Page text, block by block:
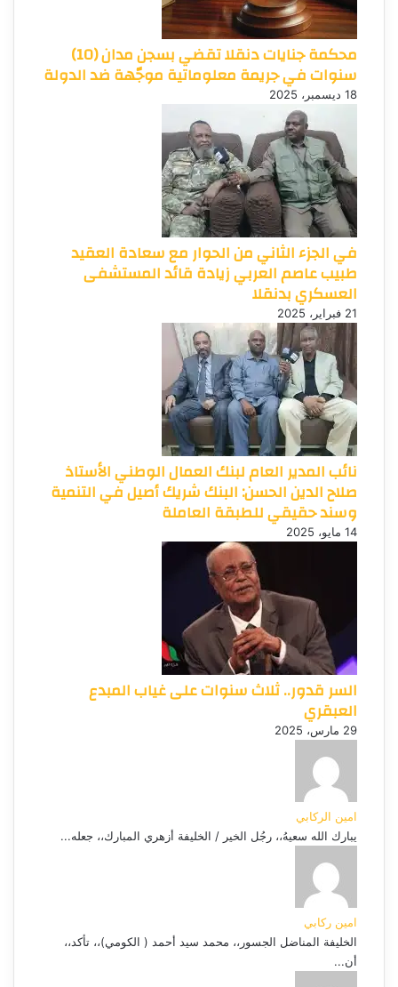
محكمة جنايات دنقلا تقضي بسجن مدان (10)
سنوات في جريمة معلوماتية موجّهة ضد الدولة
18 ديسمبر، 2025
في الجزء الثاني من الحوار مع سعادة العقيد
طبيب عاصم العربي زيادة قائد المستشفى
العسكري بدنقلا
21 فبراير، 2025
نائب المدير العام لبنك العمال الوطني الأستاذ
صلاح الدين الحسن: البنك شريك أصيل في التنمية
وسند حقيقي للطبقة العاملة
14 مايو، 2025
السر قدور.. ثلاث سنوات على غياب المبدع
العبقري
29 مارس، 2025
امين الركابي
يبارك الله سعيهُ،، رجُل الخير / الخليفة أزهري المبارك،، جعله...
امين ركابي
الخليفة المناضل الجسور،، محمد سيد أحمد ( الكومي)،، تأكد،،
أن...